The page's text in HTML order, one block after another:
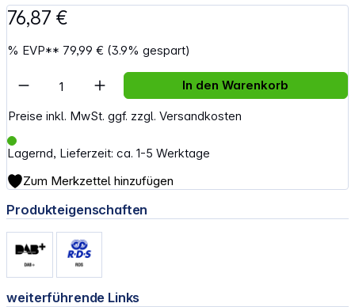
76,87 €
% EVP** 79,99 € (3.9% gespart)
Preise inkl. MwSt. ggf. zzgl. Versandkosten
Lagernd, Lieferzeit: ca. 1-5 Werktage
Artikel Anzahl: Gib den gewünschten
In den Warenkorb
Zum Merkzettel hinzufügen
Produkteigenschaften
weiterführende Links